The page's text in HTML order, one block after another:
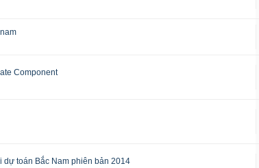
Component
dự toán Bắc Nam phiên bản 2014